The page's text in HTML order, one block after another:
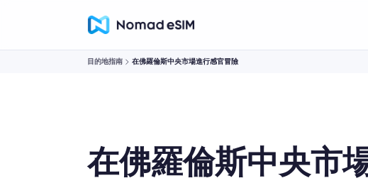
目的地指南 在佛羅倫斯中央市場進行感官冒險
在佛羅倫斯中央市